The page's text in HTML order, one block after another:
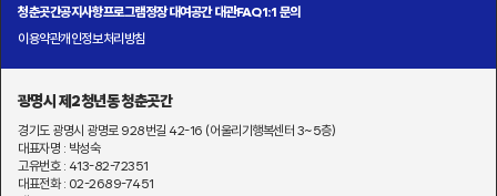
청춘곳간공지사항프로그램정장 대여공간 대관FAQ1:1 문의
이용약관개인정보처리방침
광명시 제2청년동 청춘곳간
경기도 광명시 광명로 928번길 42-16 (어울리기행복센터 3~5층)
대표자명 : 박성숙
고유번호 : 413-82-72351
대표전화 : 02-2689-7451